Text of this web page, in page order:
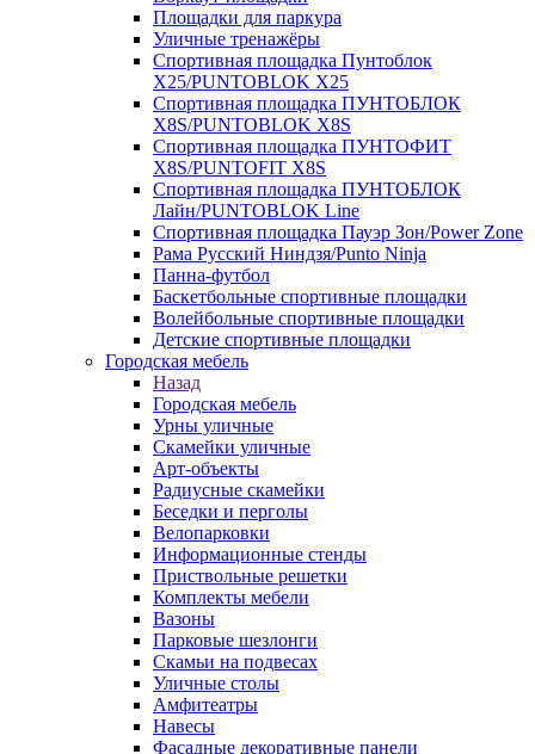
Площадки для паркура
Уличные тренажёры
Спортивная площадка Пунтоблок
Х25/PUNTOBLOK X25
Спортивная площадка ПУНТОБЛОК
X8S/PUNTOBLOK X8S
Спортивная площадка ПУНТОФИТ
X8S/PUNTOFIT X8S
Спортивная площадка ПУНТОБЛОК
Лайн/PUNTOBLOK Line
Спортивная площадка Пауэр Зон/Power Zone
Рама Русский Ниндзя/Punto Ninja
Панна-футбол
Баскетбольные спортивные площадки
Волейбольные спортивные площадки
Детские спортивные площадки
Городская мебель
Назад
Городская мебель
Урны уличные
Скамейки уличные
Арт-объекты
Радиусные скамейки
Беседки и перголы
Велопарковки
Информационные стенды
Приствольные решетки
Комплекты мебели
Вазоны
Парковые шезлонги
Скамьи на подвесах
Уличные столы
Амфитеатры
Навесы
Фасадные декоративные панели